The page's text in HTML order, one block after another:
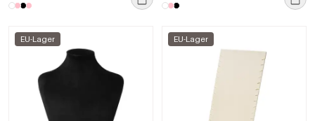
EU-Lager EU-Lager